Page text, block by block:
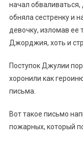
начал
обняла сестренку и
девочку, изломав ее
Джорджия, хоть и
Поступок Джулии
хоронили как
письма.
Вот такое письмо
пожарных, который